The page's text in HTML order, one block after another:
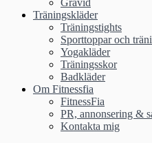
Gravid
Träningskläder
Träningstights
Sporttoppar och
Yogakläder
Träningsskor
Badkläder
Om Fitnessfia
FitnessFia
PR, annonsering &
Kontakta mig